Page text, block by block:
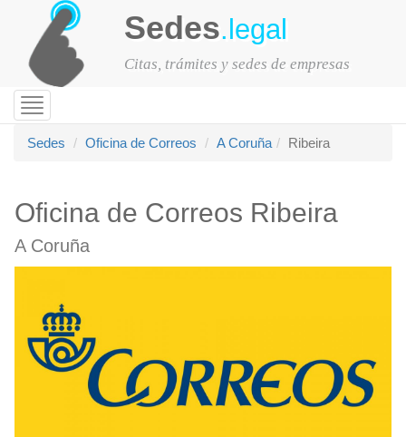
Sedes.legal
Citas, trámites y sedes de empresas
Toggle
navigation
Sedes
Oficina de Correos A Coruña Ribeira
Oficina de Correos Ribeira
A Coruña